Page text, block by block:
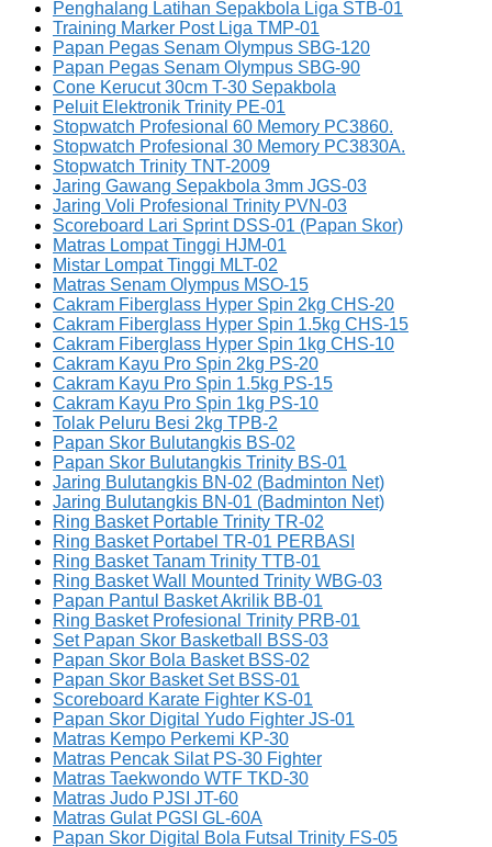
Penghalang Latihan Sepakbola Liga STB-01
Training Marker Post Liga TMP-01
Papan Pegas Senam Olympus SBG-120
Papan Pegas Senam Olympus SBG-90
Cone Kerucut 30cm T-30 Sepakbola
Peluit Elektronik Trinity PE-01
Stopwatch Profesional 60 Memory PC3860.
Stopwatch Profesional 30 Memory PC3830A.
Stopwatch Trinity TNT-2009
Jaring Gawang Sepakbola 3mm JGS-03
Jaring Voli Profesional Trinity PVN-03
Scoreboard Lari Sprint DSS-01 (Papan Skor)
Matras Lompat Tinggi HJM-01
Mistar Lompat Tinggi MLT-02
Matras Senam Olympus MSO-15
Cakram Fiberglass Hyper Spin 2kg CHS-20
Cakram Fiberglass Hyper Spin 1.5kg CHS-15
Cakram Fiberglass Hyper Spin 1kg CHS-10
Cakram Kayu Pro Spin 2kg PS-20
Cakram Kayu Pro Spin 1.5kg PS-15
Cakram Kayu Pro Spin 1kg PS-10
Tolak Peluru Besi 2kg TPB-2
Papan Skor Bulutangkis BS-02
Papan Skor Bulutangkis Trinity BS-01
Jaring Bulutangkis BN-02 (Badminton Net)
Jaring Bulutangkis BN-01 (Badminton Net)
Ring Basket Portable Trinity TR-02
Ring Basket Portabel TR-01 PERBASI
Ring Basket Tanam Trinity TTB-01
Ring Basket Wall Mounted Trinity WBG-03
Papan Pantul Basket Akrilik BB-01
Ring Basket Profesional Trinity PRB-01
Set Papan Skor Basketball BSS-03
Papan Skor Bola Basket BSS-02
Papan Skor Basket Set BSS-01
Scoreboard Karate Fighter KS-01
Papan Skor Digital Yudo Fighter JS-01
Matras Kempo Perkemi KP-30
Matras Pencak Silat PS-30 Fighter
Matras Taekwondo WTF TKD-30
Matras Judo PJSI JT-60
Matras Gulat PGSI GL-60A
Papan Skor Digital Bola Futsal Trinity FS-05